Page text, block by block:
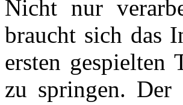
Nicht nur
braucht sich das
ersten gespielten
zu springen. Der